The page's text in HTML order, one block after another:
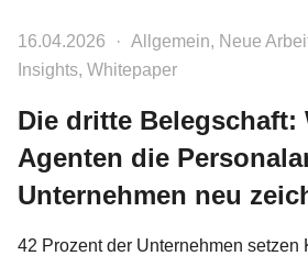
Veröffentlicht am 16.04.2026
16.04.2026 · Allgemein, Neue
Insights, Whitepaper
Die dritte Belegschaft:
Agenten die
Unternehmen neu
42 Prozent der Unternehmen setzen